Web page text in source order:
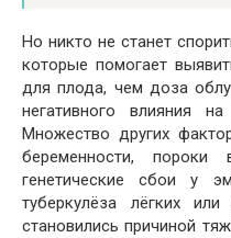
Но никто не станет
которые помогает
для плода, чем доза
негативного влияния
Множество других
беременности, пороки
генетические сбои у
туберкулёза лёгких
становились причиной